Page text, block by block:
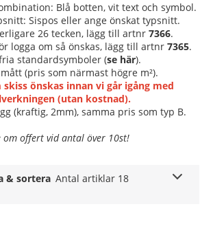
Blå botten, vit text och symbol.
Sispos eller ange önskat typsnitt.
26 tecken, lägg till artnr 7366.
logga om så önskas, lägg till artnr 7365.
standardsymboler (se här).
(pris som närmast högre m²).
skiss önskas innan vi går igång med
(utan kostnad).
(kraftig, 2mm), samma pris som typ B.
om offert vid antal över 10st!
& sortera Antal artiklar 18